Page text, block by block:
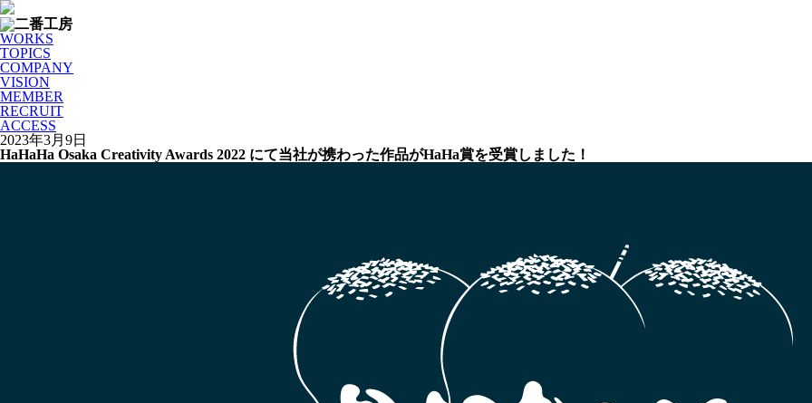
WORKS
TOPICS
COMPANY
VISION
MEMBER
RECRUIT
ACCESS
2023年3月9日
HaHaHa Osaka Creativity Awards 2022 にて当社が携わった作品がHaHa賞を受賞しました！